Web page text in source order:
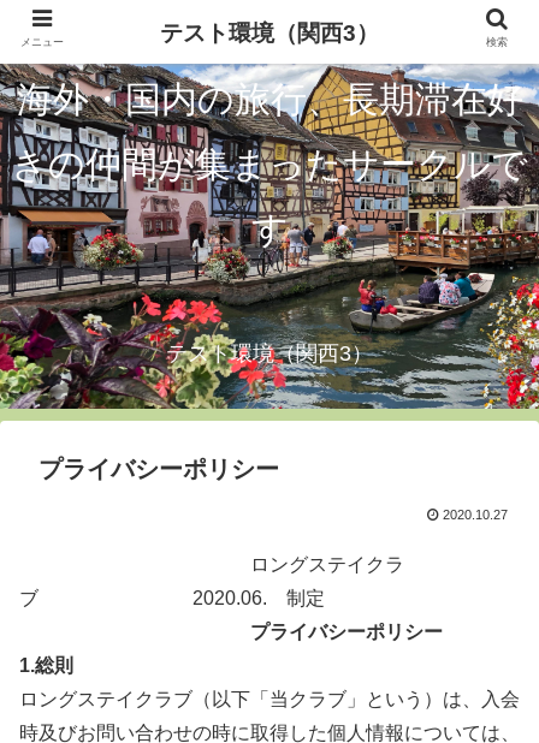
海外・国内の旅行、長期滞在好
きの仲間が集まったサークルで
す
テスト環境（関西3）
プライバシーポリシー
2020.10.27
ロングステイクラ
ブ 2020.06. 制定
プライバシーポリシー
1.総則
ロングステイクラブ（以下「当クラブ」という）は、入会
時及びお問い合わせの時に取得した個人情報については、
メニュー テスト環境（関西3） 検索